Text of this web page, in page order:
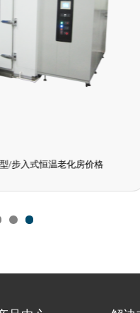
/步入式恒温老化房价格